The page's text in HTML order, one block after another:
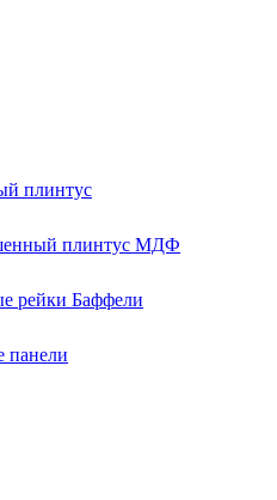
плинтус
плинтус МДФ
рейки Баффели
панели